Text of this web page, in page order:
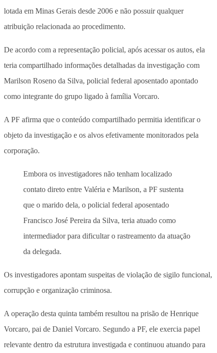
lotada em Minas Gerais desde 2006 e não possuir qualquer
atribuição relacionada ao procedimento.
De acordo com a representação policial, após acessar os autos, ela
teria compartilhado informações detalhadas da investigação com
Marilson Roseno da Silva, policial federal aposentado apontado
como integrante do grupo ligado à família Vorcaro.
A PF afirma que o conteúdo compartilhado permitia identificar o
objeto da investigação e os alvos efetivamente monitorados pela
corporação.
Embora os investigadores não tenham localizado
contato direto entre Valéria e Marilson, a PF sustenta
que o marido dela, o policial federal aposentado
Francisco José Pereira da Silva, teria atuado como
intermediador para dificultar o rastreamento da atuação
da delegada.
Os investigadores apontam suspeitas de violação de sigilo funcional,
corrupção e organização criminosa.
A operação desta quinta também resultou na prisão de Henrique
Vorcaro, pai de Daniel Vorcaro. Segundo a PF, ele exercia papel
relevante dentro da estrutura investigada e continuou atuando para